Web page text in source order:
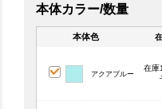
本体カラー/数量
本体色
アクアブルー
在庫